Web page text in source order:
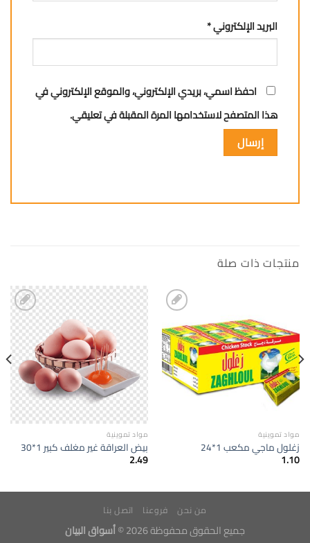
البريد الإلكتروني*
احفظ اسمي، بريدي الإلكتروني، والموقع الإلكتروني في
هذا المتصفح لاستخدامها المرة المقبلة في تعليقي.
منتجات ذات صلة
الى
المفضلة
مواد تموينية
زغلول ماجي مكعب 1*24
1.10
إضافة
الى
المفضلة
مواد تموينية
بيض العراقة غير مغلف كبير 1*30
2.49
من نحن فروعنا اتصل بنا
جميع الحقوق محفوظة 2026 © أسواق البيان